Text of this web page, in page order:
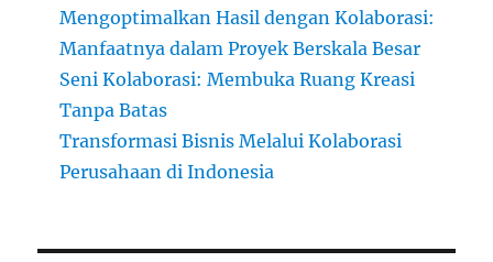
Mengoptimalkan Hasil dengan Kolaborasi:
Manfaatnya dalam Proyek Berskala Besar
Seni Kolaborasi: Membuka Ruang Kreasi
Tanpa Batas
Transformasi Bisnis Melalui Kolaborasi
Perusahaan di Indonesia